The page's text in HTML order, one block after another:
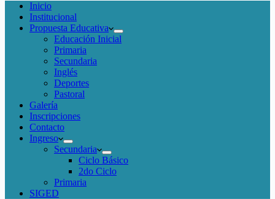
Inicio
Institucional
Propuesta Educativa
Educación Inicial
Primaria
Secundaria
Inglés
Deportes
Pastoral
Galería
Inscripciones
Contacto
Ingreso
Secundaria
Ciclo Básico
2do Ciclo
Primaria
SIGED